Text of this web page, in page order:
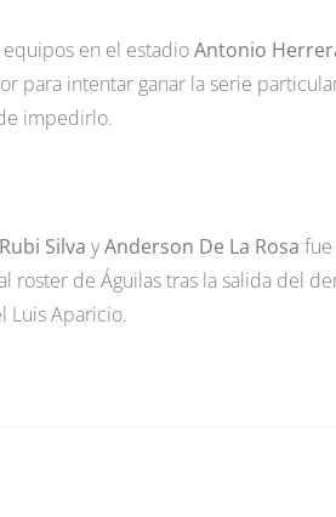
en el estadioAntonio
para intentar ganar la serie
impedirlo.
Rubi Silva yAnderson De La Rosa
roster de Águilas tras la salida del
Luis Aparicio.